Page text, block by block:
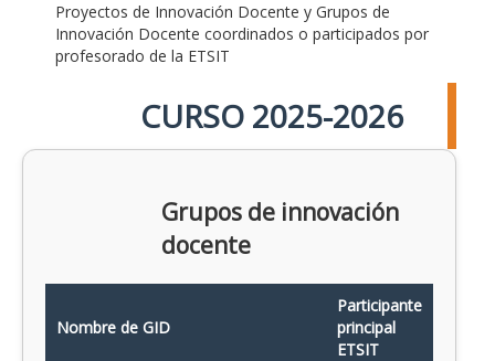
Proyectos de Innovación Docente y Grupos de
Innovación Docente coordinados o participados por
profesorado de la ETSIT
CURSO 2025-2026
Grupos de innovación
docente
Nombre de GID
Participante
principal
ETSIT